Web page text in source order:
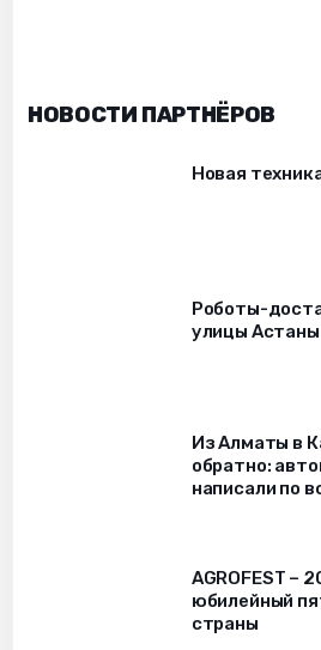
НОВОСТИ ПАРТНЁРОВ
Новая
Роботы-
улицы Астаны
Из Алматы в
обратно:
написали по
AGROFEST –
юбилейный
страны